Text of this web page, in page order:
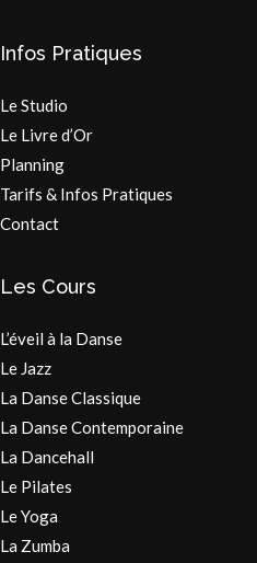
Infos Pratiques
Le Studio
Le Livre d’Or
Planning
Tarifs & Infos Pratiques
Contact
Les Cours
L’éveil à la Danse
Le Jazz
La Danse Classique
La Danse Contemporaine
La Dancehall
Le Pilates
Le Yoga
La Zumba